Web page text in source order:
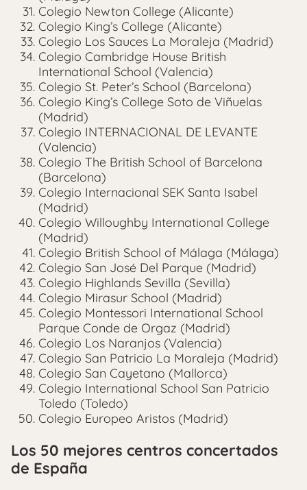
Colegio Newton College (Alicante)
Colegio King’s College (Alicante)
Colegio Los Sauces La Moraleja (Madrid)
Colegio Cambridge House British
International School (Valencia)
Colegio St. Peter’s School (Barcelona)
Colegio King’s College Soto de Viñuelas
(Madrid)
Colegio INTERNACIONAL DE LEVANTE
(Valencia)
Colegio The British School of Barcelona
(Barcelona)
Colegio Internacional SEK Santa Isabel
(Madrid)
Colegio Willoughby International College
(Madrid)
Colegio British School of Málaga (Málaga)
Colegio San José Del Parque (Madrid)
Colegio Highlands Sevilla (Sevilla)
Colegio Mirasur School (Madrid)
Colegio Montessori International School
Parque Conde de Orgaz (Madrid)
Colegio Los Naranjos (Valencia)
Colegio San Patricio La Moraleja (Madrid)
Colegio San Cayetano (Mallorca)
Colegio International School San Patricio
Toledo (Toledo)
Colegio Europeo Aristos (Madrid)
Los 50 mejores centros concertados
de España